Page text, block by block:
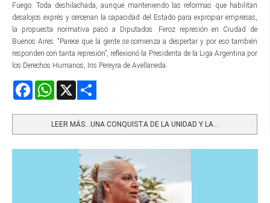
Fuego. Toda deshilachada, aunque manteniendo las reformas que habilitan
desalojos exprés y cercenan la capacidad del Estado para expropiar empresas,
la propuesta normativa pasó a Diputados. Feroz represión en Ciudad de
Buenos Aires. “Parece que la gente se comienza a despertar y por eso también
responden con tanta represión”, reflexionó la Presidenta de la Liga Argentina por
los Derechos Humanos, Iris Pereyra de Avellaneda.
FacebookWhatsApp
LEER MÁS…UNA CONQUISTA DE LA UNIDAD Y LA...